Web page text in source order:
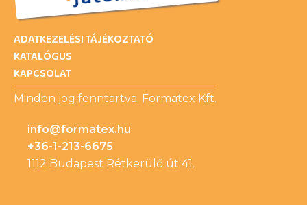
ADATKEZELÉSI TÁJÉKOZTATÓ
KATALÓGUS
KAPCSOLAT
Minden jog fenntartva. Formatex Kft.
info@formatex.hu
+36-1-213-6675
1112 Budapest Rétkerülő út 41.